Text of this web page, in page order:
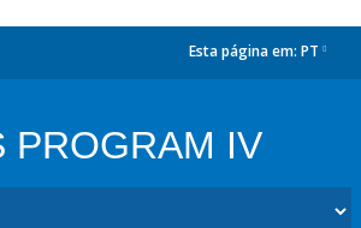
Esta página em: PT
PROGRAM IV